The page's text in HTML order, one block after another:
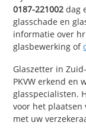
0187-221002 dag
glasschade en
informatie over
glasbewerking of
Glaszetter in
PKVW erkend en
glasspecialisten.
voor het
met uw